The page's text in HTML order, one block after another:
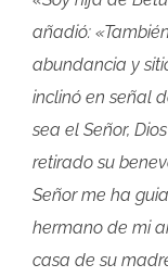
añadió:
abundancia y
inclinó en señal
sea el Señor,
retirado su
Señor me ha
hermano de mi
casa de su